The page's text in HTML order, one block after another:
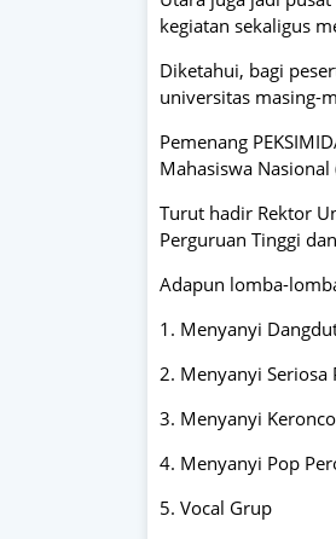
kegiatan sekaligus
Diketahui, bagi
universitas masing-
Pemenang
Mahasiswa Nasional
Turut hadir Rektor
Perguruan Tinggi
Adapun lomba-
1. Menyanyi
2. Menyanyi Seriosa
3. Menyanyi
4. Menyanyi Pop
5. Vocal Grup